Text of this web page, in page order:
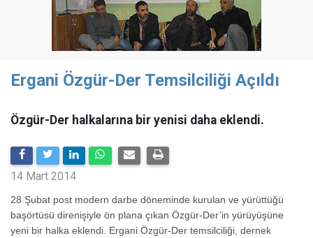
Ergani Özgür-Der Temsilciliği Açıldı
Özgür-Der halkalarına bir yenisi daha eklendi.
14 Mart 2014
28 Şubat post modern darbe döneminde kurulan ve yürüttüğü
başörtüsü direnişiyle ön plana çıkan Özgür-Der’in yürüyüşüne
yeni bir halka eklendi. Ergani Özgür-Der temsilciliği, dernek